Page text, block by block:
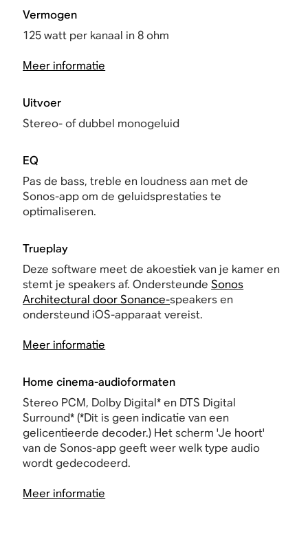
Vermogen
125 watt per kanaal in 8 ohm
Meer informatie
Uitvoer
Stereo- of dubbel monogeluid
EQ
Pas de bass, treble en loudness aan met de
Sonos-app om de geluidsprestaties te
optimaliseren.
Trueplay
Deze software meet de akoestiek van je kamer en
stemt je speakers af. OndersteundeSonos
Architectural door Sonance-speakers en
ondersteund iOS-apparaat vereist.
Meer informatie
Home cinema-audioformaten
Stereo PCM, Dolby Digital* en DTS Digital
Surround* (*Dit is geen indicatie van een
gelicentieerde decoder.) Het scherm 'Je hoort'
van de Sonos-app geeft weer welk type audio
wordt gedecodeerd.
Meer informatie